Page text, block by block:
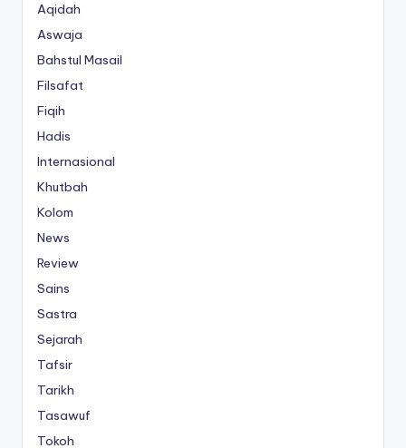
Aqidah
Aswaja
Bahstul Masail
Filsafat
Fiqih
Hadis
Internasional
Khutbah
Kolom
News
Review
Sains
Sastra
Sejarah
Tafsir
Tarikh
Tasawuf
Tokoh